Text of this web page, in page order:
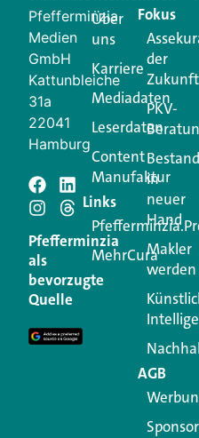
Ihren Vertriebsalltag
Login.
Jetzt anmelden
Schreiben
Kommentar
Ihre E-Mail-Adresse wird
Erforderliche Felder sind
Kommentar
Pfefferminzia
Medien
GmbH
Kattunbleiche
31a
22041
Hamburg
Pfefferminzia
als
bevorzugte
Quelle
Über
uns
Karriere
Mediadaten
Leserdaten
Content
Manufaktur
Links
MehrCura
Fokus
der
Zukunft
PKV-
Bestand
in
neuer
Hand
Makler
werden
AGB